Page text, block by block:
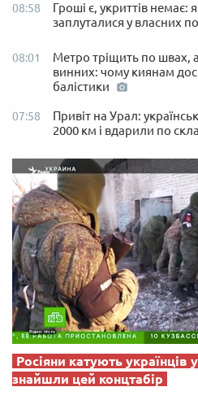
08:58
Гроші є, укриттів немає:
заплуталися у власних
08:01
Метро тріщить по швах,
винних: чому киянам
балістики
07:58
Привіт на Урал:
2000 км і вдарили по
Росіяни катують українців
знайшли цей концтабір